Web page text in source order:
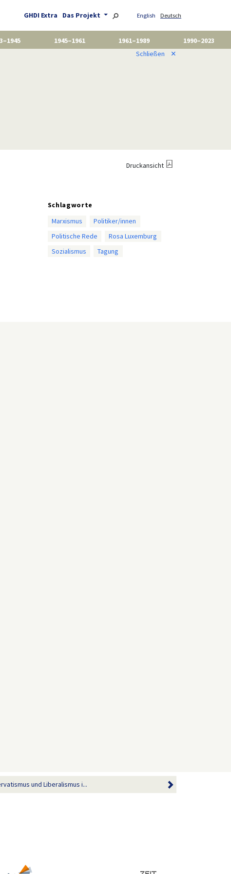
GHDI Extra Das Projekt English Deutsch
1945–1961 1961–1989
1990–2023
Schließen ✕
Druckansicht
Schlagworte
Marxismus
Politiker/innen
Politische Rede
Rosa Luxemburg
Sozialismus
Tagung
und Liberalismus i...